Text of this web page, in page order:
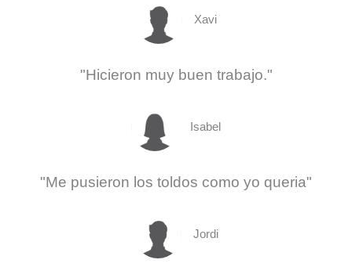
Xavi
"Hicieron muy buen trabajo."
Isabel
"Me pusieron los toldos como yo queria"
Jordi